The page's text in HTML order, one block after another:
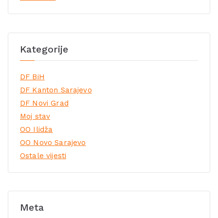
Kategorije
DF BiH
DF Kanton Sarajevo
DF Novi Grad
Moj stav
OO Ilidža
OO Novo Sarajevo
Ostale vijesti
Meta